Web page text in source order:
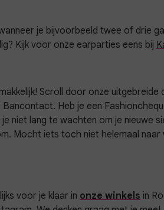
je bijvoorbeeld twee of drie
Kijk voor onze earparties eens bij
Scroll door onze
Heb je een
niet lang te wachten om je nieuwe
Mocht iets toch niet helemaal naar
voor je klaar in onze winkels in